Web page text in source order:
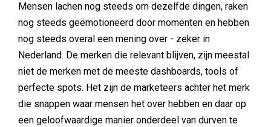
Mensen lachen nog steeds om dezelfde dingen, raken
nog steeds geëmotioneerd door momenten en hebben
nog steeds overal een mening over - zeker in
Nederland. De merken die relevant blijven, zijn meestal
niet de merken met de meeste dashboards, tools of
perfecte spots. Het zijn de marketeers achter het merk
die snappen waar mensen het over hebben en daar op
een geloofwaardige manier onderdeel van durven te